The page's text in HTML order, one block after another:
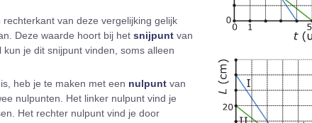
rechterkant van deze vergelijking gelijk
Deze waarde hoort bij het snijpunt van
je dit snijpunt vinden, soms alleen
is, heb je te maken met een nulpunt van
nulpunten. Het linker nulpunt vind je
Het rechter nulpunt vind je door